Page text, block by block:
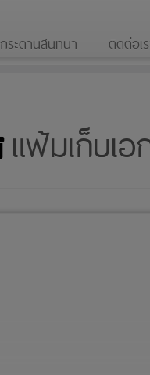
กระดานสนทนา ติดต่อเ
แฟ้มเก็บเ